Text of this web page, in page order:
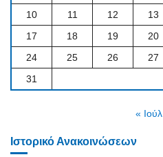
10
11 12 13
17
18 19 20
24
25 26 27
31
« Ιούλ
Ιστορικό Ανακοινώσεων